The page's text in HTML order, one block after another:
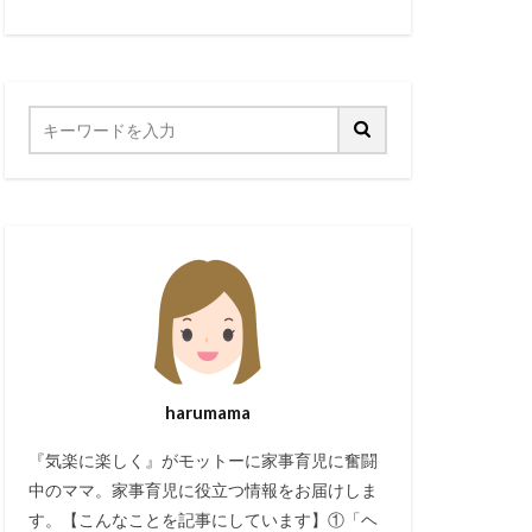
harumama
『気楽に楽しく』がモットーに家事育児に奮闘
中のママ。家事育児に役立つ情報をお届けしま
す。【こんなことを記事にしています】①「ヘ